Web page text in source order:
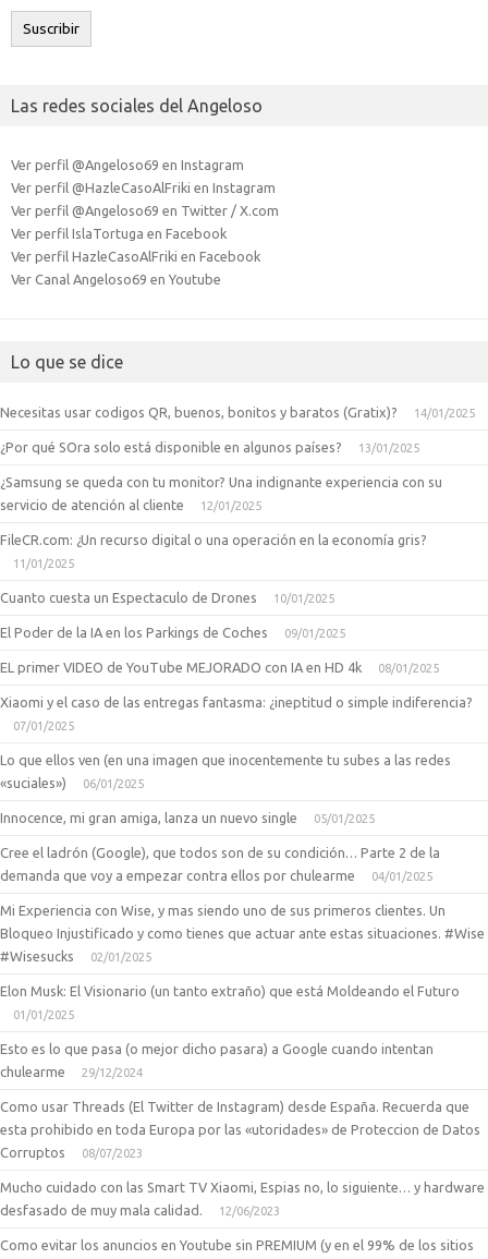
electrónico
Suscribir
Las redes sociales del Angeloso
Ver perfil @Angeloso69 en Instagram
Ver perfil @HazleCasoAlFriki en Instagram
Ver perfil @Angeloso69 en Twitter / X.com
Ver perfil IslaTortuga en Facebook
Ver perfil HazleCasoAlFriki en Facebook
Ver Canal Angeloso69 en Youtube
Lo que se dice
Necesitas usar codigos QR, buenos, bonitos y baratos (Gratix)? 14/01/2025
¿Por qué SOra solo está disponible en algunos países? 13/01/2025
¿Samsung se queda con tu monitor? Una indignante experiencia con su
servicio de atención al cliente
12/01/2025
FileCR.com: ¿Un recurso digital o una operación en la economía gris?
11/01/2025
Cuanto cuesta un Espectaculo de Drones 10/01/2025
El Poder de la IA en los Parkings de Coches 09/01/2025
EL primer VIDEO de YouTube MEJORADO con IA en HD 4k 08/01/2025
Xiaomi y el caso de las entregas fantasma: ¿ineptitud o simple indiferencia?
07/01/2025
Lo que ellos ven (en una imagen que inocentemente tu subes a las redes
«suciales»)
06/01/2025
Innocence, mi gran amiga, lanza un nuevo single 05/01/2025
Cree el ladrón (Google), que todos son de su condición… Parte 2 de la
demanda que voy a empezar contra ellos por chulearme
04/01/2025
Mi Experiencia con Wise, y mas siendo uno de sus primeros clientes. Un
Bloqueo Injustificado y como tienes que actuar ante estas situaciones. #Wise
#Wisesucks
02/01/2025
Elon Musk: El Visionario (un tanto extraño) que está Moldeando el Futuro
01/01/2025
Esto es lo que pasa (o mejor dicho pasara) a Google cuando intentan
chulearme
29/12/2024
Como usar Threads (El Twitter de Instagram) desde España. Recuerda que
esta prohibido en toda Europa por las «utoridades» de Proteccion de Datos
Corruptos
08/07/2023
Mucho cuidado con las Smart TV Xiaomi, Espias no, lo siguiente… y hardware
desfasado de muy mala calidad.
12/06/2023
Como evitar los anuncios en Youtube sin PREMIUM (y en el 99% de los sitios